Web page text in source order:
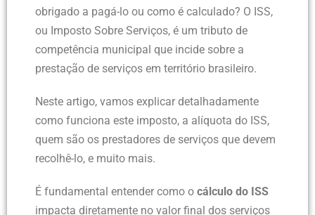
obrigado a pagá-lo ou como é calculado? O ISS,
ou Imposto Sobre Serviços, é um tributo de
competência municipal que incide sobre a
prestação de serviços em território brasileiro.
Neste artigo, vamos explicar detalhadamente
como funciona este imposto, a alíquota do ISS,
quem são os prestadores de serviços que devem
recolhê-lo, e muito mais.
É fundamental entender como o cálculo do ISS
impacta diretamente no valor final dos serviços